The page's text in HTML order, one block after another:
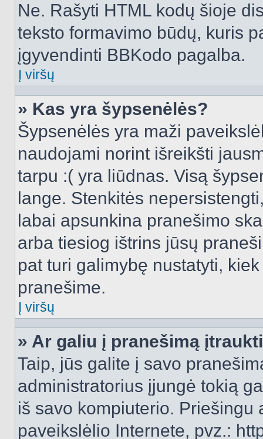
Ne. Rašyti HTML kodų šioje
teksto formavimo būdų, kuris
įgyvendinti BBKodo pagalba.
Į viršų
» Kas yra šypsenėlės?
Šypsenėlės yra maži
naudojami norint išreikšti
tarpu :( yra liūdnas. Visą
lange. Stenkitės
labai apsunkina pranešimo
arba tiesiog ištrins jūsų
pat turi galimybę nustatyti,
pranešime.
Į viršų
» Ar galiu į pranešimą
Taip, jūs galite į savo
administratorius įjungė tokią
iš savo kompiuterio.
paveikslėlio Internete, pvz.: